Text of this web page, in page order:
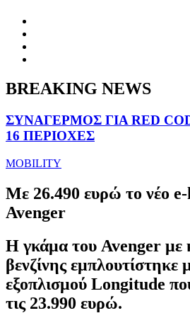
BREAKING NEWS
ΣΥΝΑΓΕΡΜΟΣ ΓΙΑ RED
16 ΠΕΡΙΟΧΕΣ
MOBILITY
Με 26.490 ευρώ το νέο
Avenger
Η γκάμα του Avenger με
βενζίνης εμπλουτίστηκε
εξοπλισμού Longitude
τις 23.990 ευρώ.